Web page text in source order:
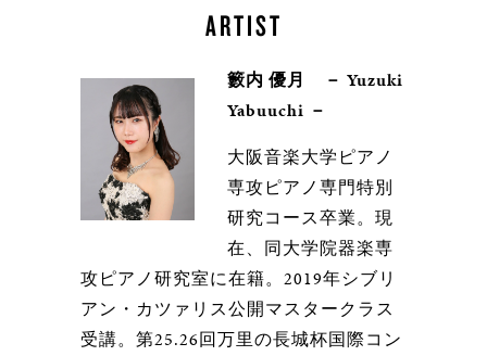
ARTIST
籔内 優月 － Yuzuki
Yabuuchi －
大阪音楽大学ピアノ
専攻ピアノ専門特別
研究コース卒業。現
在、同大学院器楽専
攻ピアノ研究室に在籍。2019年シブリ
アン・カツァリス公開マスタークラス
受講。第25.26回万里の長城杯国際コン